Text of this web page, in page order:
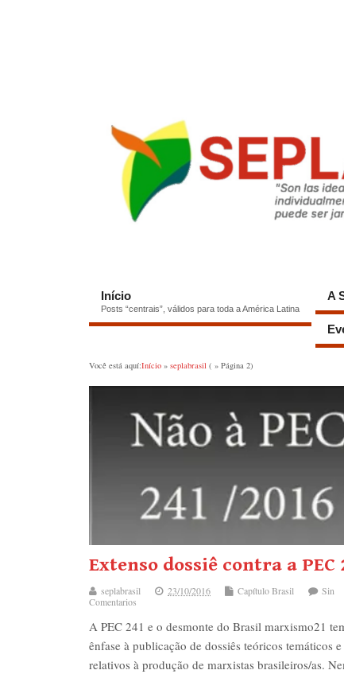
Início
Posts “centrais”, válidos para toda a América Latina
A
Você está aquí:Início » seplabrasil ( » Página 2)
Extenso dossiê contra a PEC
seplabrasil 23/10/2016 Capítulo Brasil
Sin
Comentarios
A PEC 241 e o desmonte do Brasil marxismo21
ênfase à publicação de dossiês teóricos temáticos e
relativos à produção de marxistas brasileiros/as.